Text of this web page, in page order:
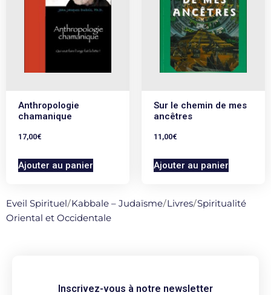
Anthropologie
chamanique
17,00€
Ajouter au panier
Sur le chemin de mes
ancêtres
11,00€
Ajouter au panier
Eveil Spirituel/Kabbale – Judaïsme/Livres/Spiritualité
Oriental et Occidentale
Inscrivez-vous à notre newsletter